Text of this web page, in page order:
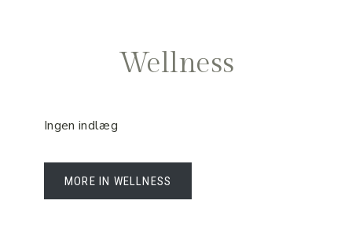
Wellness
Ingen indlæg
MORE IN WELLNESS